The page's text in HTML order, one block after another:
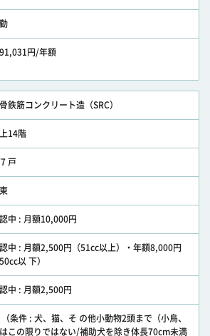
円/年額
鉄筋コンクリート造（SRC）
14階
戸
中 : 月額10,000円
中 : 月額2,500円（51cc以上）・年額8,000円
50cc以 下）
中 : 月額2,500円
（条件 : 犬、猫、そ の他小動物2頭まで（小鳥、
この限りではない/補助犬を除き体長70cm未満